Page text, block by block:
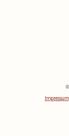
Impressum|